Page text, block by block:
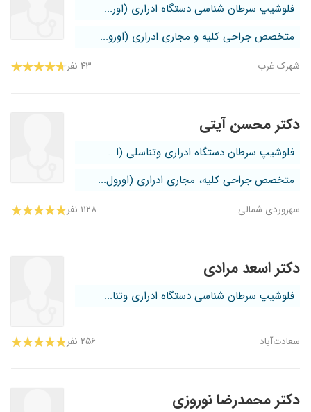
فلوشیپ سرطان شناسی دستگاه ادراری (اور...
متخصص جراحی کلیه و مجاری ادراری (اورو...
شهرک غرب ۴۳ نفر
دکتر محسن آیتی
فلوشیپ سرطان دستگاه ادراری وتناسلی (ا...
متخصص جراحی کلیه، مجاری ادراری (اورول...
سهروردی شمالی ۱۱۲۸ نفر
دکتر اسعد مرادی
فلوشیپ سرطان شناسی دستگاه ادراری وتنا...
سعادت‌آباد ۲۵۶ نفر
دکتر محمدرضا نوروزی